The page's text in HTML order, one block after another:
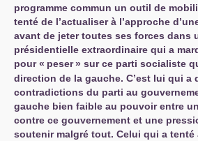
programme commun un outil de
tenté de l’actualiser à l’approche
avant de jeter toutes ses forces dans
présidentielle extraordinaire qui a
pour « peser» sur ce parti socialiste
direction de la gauche. C’est lui qui a
contradictions du parti au
gauche bien faible au pouvoir entre
contre ce gouvernement et une
soutenir malgré tout. Celui qui a tenté